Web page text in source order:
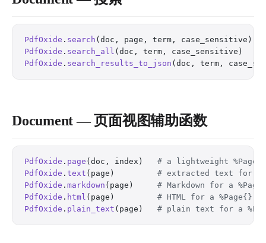
PdfOxide . search (doc, page, term,
PdfOxide . search_all (doc, term,
PdfOxide . search_results_to_json (doc, term,
Document — 页面视图辅助函数
PdfOxide . page (doc, index) # a lightweight
PdfOxide . text (page) # extracted text for a
PdfOxide . markdown (page) # Markdown for a
PdfOxide . html (page) # HTML for a %Page{}
PdfOxide . plain_text (page) # plain text for a